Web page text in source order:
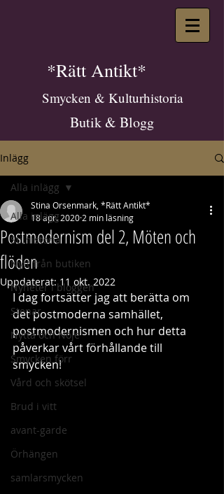
*Rätt Antikt*
Smycken & Kulturhistoria
Butik & Blogg
Inlägg
Alla inlägg
Stilhistoria
Nytt från butiken
Nyheter i bloggen
Stenar
Nytta och Nöje
Smycken förr
Vård och skötsel
Brud i vitt
avant-garde
Örhängen
samlarsmycken
Alla inlägg
Postmodernism del 2, Möten och
flöden
Stina Orsenmark, *Rätt Antikt*
18 apr. 2020 2 min läsning
Uppdaterat:11 okt. 2022
I dag fortsätter jag att berätta om
det postmoderna samhället,
postmodernismen och hur detta
påverkar vårt förhållande till
smycken!